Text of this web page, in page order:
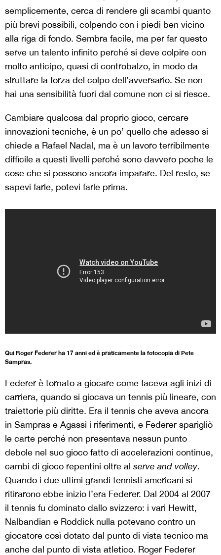
semplicemente, cerca di rendere gli scambi quanto
più brevi possibili, colpendo con i piedi ben vicino
alla riga di fondo. Sembra facile, ma per far questo
serve un talento infinito perché si deve colpire con
molto anticipo, quasi di controbalzo, in modo da
sfruttare la forza del colpo dell’avversario. Se non
hai una sensibilità fuori dal comune non ci si riesce.
Cambiare qualcosa dal proprio gioco, cercare
innovazioni tecniche, è un po’ quello che adesso si
chiede a Rafael Nadal, ma è un lavoro terribilmente
difficile a questi livelli perché sono davvero poche le
cose che si possono ancora imparare. Del resto, se
sapevi farle, potevi farle prima.
Qui Roger Federer ha 17 anni ed è praticamente la fotocopia di Pete
Sampras.
Federer è tornato a giocare come faceva agli inizi di
carriera, quando si giocava un tennis più lineare, con
traiettorie più diritte. Era il tennis che aveva ancora
in Sampras e Agassi i riferimenti, e Federer sparigliò
le carte perché non presentava nessun punto
debole nel suo gioco fatto di accelerazioni continue,
cambi di gioco repentini oltre al serve and volley.
Quando i due ultimi grandi tennisti americani si
ritirarono ebbe inizio l’era Federer. Dal 2004 al 2007
il tennis fu dominato dallo svizzero: i vari Hewitt,
Nalbandian e Roddick nulla potevano contro un
giocatore così dotato dal punto di vista tecnico ma
anche dal punto di vista atletico. Roger Federer